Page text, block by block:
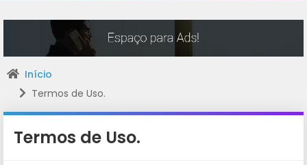
Início
Termos de Uso.
Termos de Uso.